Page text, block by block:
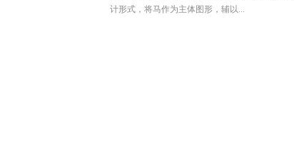
计形式，将马作为主体图形，辅以...